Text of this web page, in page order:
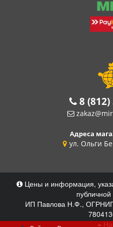
8 (812)
Адреса
ул. Ольги
Цены и информация,
ИП Павлова Н.Ф.,